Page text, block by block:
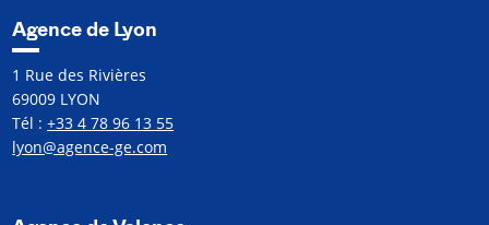
Agence de Lyon
1 Rue des Rivières
69009 LYON
Tél :+33 4 78 96 13 55
lyon@agence-ge.com